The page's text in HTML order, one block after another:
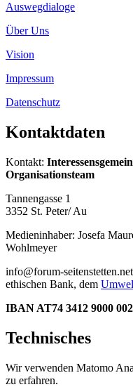
Auswegdialoge
Über Uns
Vision
Impressum
Datenschutz
Kontaktdaten
Kontakt:
Organisationsteam
Tannengasse 1
3352 St. Peter/ Au
Medieninhaber: Josefa
Wohlmeyer
info@forum-
ethischen Bank, dem
IBAN AT74 3412 9000
Technisches
Wir verwenden Matomo
zu erfahren.